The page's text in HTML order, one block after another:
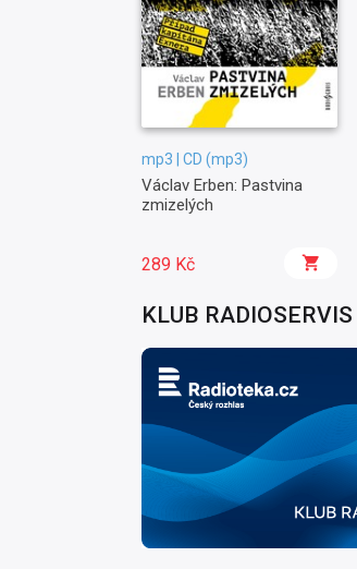
mp3 | CD (mp3)
Václav Erben: Pastvina
zmizelých
289 Kč
KLUB RADIOSERVIS